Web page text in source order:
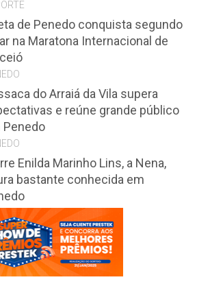
de Penedo conquista segundo
na Maratona Internacional de
do Arraiá da Vila supera
e reúne grande público
Penedo
Enilda Marinho Lins, a Nena,
bastante conhecida em